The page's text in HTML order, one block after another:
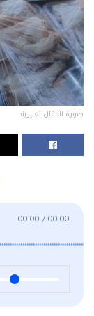
صورة المقال تعبيرية
00:00 / 00:00